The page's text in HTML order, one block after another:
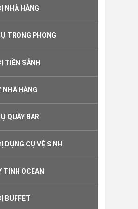
NHÀ HÀNG
TRONG PHÒNG
TIỀN SẢNH
NHÀ HÀNG
QUẦY BAR
DỤNG CỤ VỆ SINH
TINH OCEAN
BUFFET